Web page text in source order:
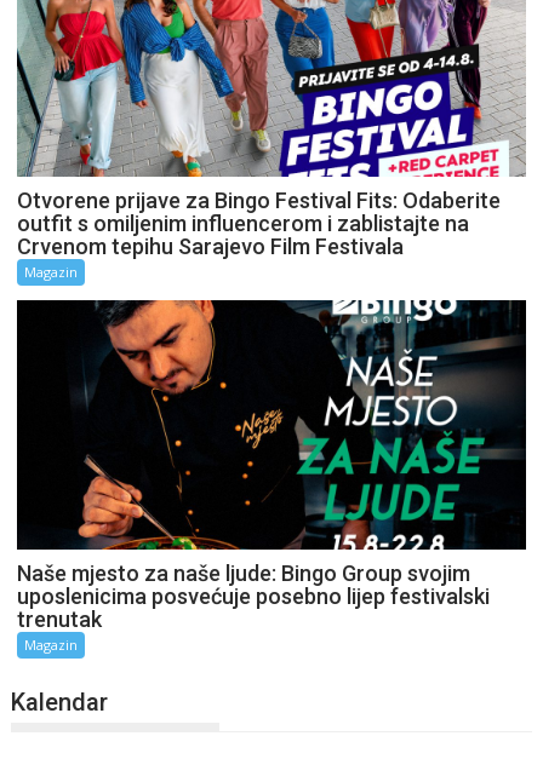
Otvorene prijave za Bingo Festival Fits: Odaberite
outfit s omiljenim influencerom i zablistajte na
Crvenom tepihu Sarajevo Film Festivala
Magazin
Naše mjesto za naše ljude: Bingo Group svojim
uposlenicima posvećuje posebno lijep festivalski
trenutak
Magazin
Kalendar